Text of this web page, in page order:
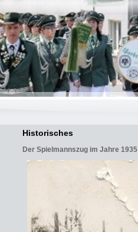
Historisches
Der Spielmannszug im Jahre 1935